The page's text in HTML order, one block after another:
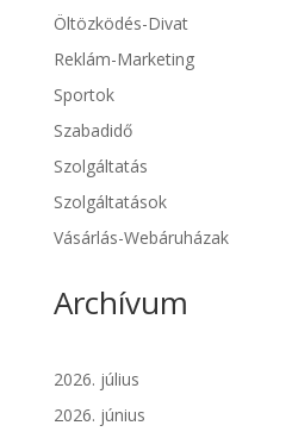
Öltözködés-Divat
Reklám-Marketing
Sportok
Szabadidő
Szolgáltatás
Szolgáltatások
Vásárlás-Webáruházak
Archívum
2026. július
2026. június